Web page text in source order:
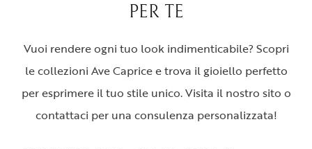
PER TE
Vuoi rendere ogni tuo look indimenticabile? Scopri
le collezioni Ave Caprice e trova il gioiello perfetto
per esprimere il tuo stile unico. Visita il nostro sito o
contattaci per una consulenza personalizzata!